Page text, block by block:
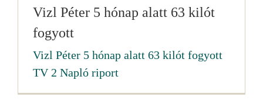
Vizl Péter 5 hónap alatt 63 kilót
fogyott
Vizl Péter 5 hónap alatt 63 kilót fogyott
TV 2 Napló riport